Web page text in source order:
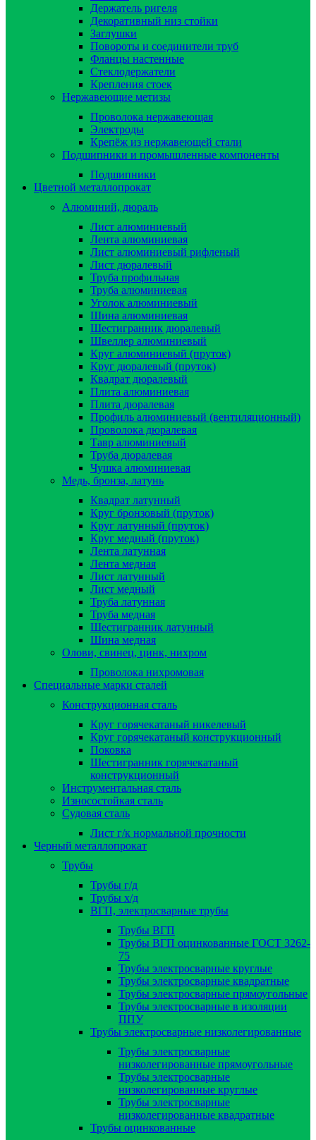
Держатель ригеля
Декоративный низ стойки
Заглушки
Повороты и соединители труб
Фланцы настенные
Стеклодержатели
Крепления стоек
Нержавеющие метизы
Проволока нержавеющая
Электроды
Крепёж из нержавеющей стали
Подшипники и промышленные компоненты
Подшипники
Цветной металлопрокат
Алюминий, дюраль
Лист алюминиевый
Лента алюминиевая
Лист алюминиевый рифленый
Лист дюралевый
Труба профильная
Труба алюминиевая
Уголок алюминиевый
Шина алюминиевая
Шестигранник дюралевый
Швеллер алюминиевый
Круг алюминиевый (пруток)
Круг дюралевый (пруток)
Квадрат дюралевый
Плита алюминиевая
Плита дюралевая
Профиль алюминиевый (вентиляционный)
Проволока дюралевая
Тавр алюминиевый
Труба дюралевая
Чушка алюминиевая
Медь, бронза, латунь
Квадрат латунный
Круг бронзовый (пруток)
Круг латунный (пруток)
Круг медный (пруток)
Лента латунная
Лента медная
Лист латунный
Лист медный
Труба латунная
Труба медная
Шестигранник латунный
Шина медная
Олови, свинец, цинк, нихром
Проволока нихромовая
Специальные марки сталей
Конструкционная сталь
Круг горячекатаный никелевый
Круг горячекатаный конструкционный
Поковка
Шестигранник горячекатаный
конструкционный
Инструментальная сталь
Износостойкая сталь
Судовая сталь
Лист г/к нормальной прочности
Черный металлопрокат
Трубы
Трубы г/д
Трубы х/д
ВГП, электросварные трубы
Трубы ВГП
Трубы ВГП оцинкованные ГОСТ 3262-
75
Трубы электросварные круглые
Трубы электросварные квадратные
Трубы электросварные прямоугольные
Трубы электросварные в изоляции
ППУ
Трубы электросварные низколегированные
Трубы электросварные
низколегированные прямоугольные
Трубы электросварные
низколегированные круглые
Трубы электросварные
низколегированные квадратные
Трубы оцинкованные